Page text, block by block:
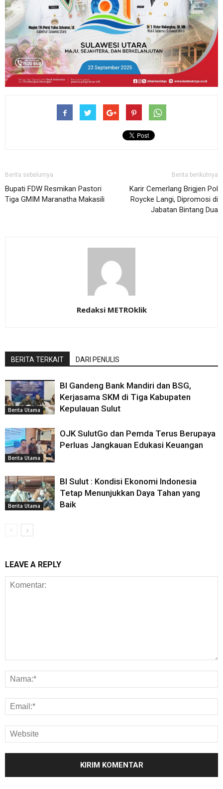
Berita sebelumya
Bupati FDW Resmikan Pastori
Tiga GMIM Maranatha Makasili
Berita berikutnya
Karir Cemerlang Brigjen Pol
Roycke Langi, Dipromosi di
Jabatan Bintang Dua
Redaksi METROklik
BERITA TERKAIT DARI PENULIS
Berita Utama
BI Gandeng Bank Mandiri dan BSG,
Kerjasama SKM di Tiga Kabupaten
Kepulauan Sulut
Berita Utama
OJK SulutGo dan Pemda Terus Berupaya
Perluas Jangkauan Edukasi Keuangan
Berita Utama
BI Sulut : Kondisi Ekonomi Indonesia
Tetap Menunjukkan Daya Tahan yang
Baik
LEAVE A REPLY